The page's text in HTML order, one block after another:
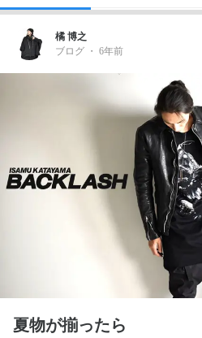
橘 博之
ブログ ・ 6年前
夏物が揃ったら